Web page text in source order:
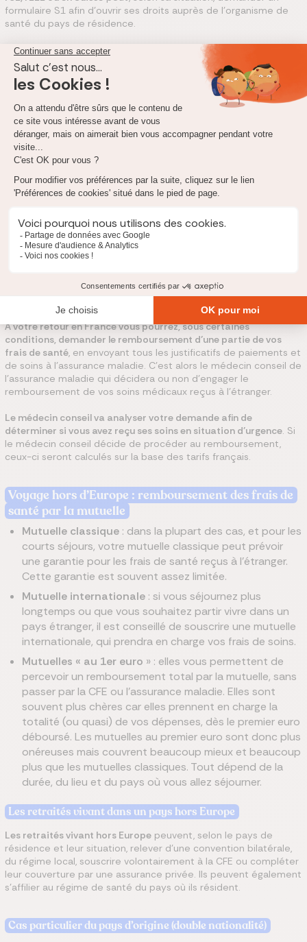
formulaire S1 afin d’ouvrir ses droits auprès de l’organisme de
santé du pays de résidence.
Voyage hors d’Europe : remboursement des frais de
santé par l'assurance maladie
Suivant si le pays où vous séjournez à signé ou non une
convention avec la France, certains soins peuvent ne pas être
remboursés. Les conventions bilatérales (signées entre la
France et des pays hors UE) visent à définir les droits des
assurés sociaux à l’étranger.
Si le pays a signé une convention avec la France
certains soins peuvent être pris en charge selon les
par cette convention.
si le pays n’a pas signé de convention
pourrez être remboursé de l’assurance maladie que
dans tous les cas procéder au règlement des frais de
À votre retour en France vous pourrez, sous certaines
conditions, demander le remboursement d’une partie de vos
frais de santé, en envoyant tous les justificatifs de paiements et
de soins à l’assurance maladie. C’est alors le médecin conseil de
l’assurance maladie qui décidera ou non d’engager le
remboursement de vos soins médicaux reçus à l’étranger.
Le médecin conseil va analyser votre demande afin de
déterminer si vous avez reçu ses soins en situation d’urgence. Si
le médecin conseil décide de procéder au remboursement,
ceux-ci seront calculés sur la base des tarifs français.
Voyage hors d’Europe : remboursement des frais de
santé par la mutuelle
Mutuelle classique: dans la plupart des cas, et pour les
courts séjours, votre mutuelle classique peut prévoir
une garantie pour les frais de santé reçus à l’étranger.
Cette garantie est souvent assez limitée.
Mutuelle internationale: si vous séjournez plus
longtemps ou que vous souhaitez partir vivre dans un
pays étranger, il est conseillé de souscrire une mutuelle
internationale, qui prendra en charge vos frais de soins.
Mutuelles « au 1er euro » : elles vous permettent de
percevoir un remboursement total par la mutuelle, sans
passer par la CFE ou l’assurance maladie. Elles sont
souvent plus chères car elles prennent en charge la
totalité (ou quasi) de vos dépenses, dès le premier euro
déboursé. Les mutuelles au premier euro sont donc plus
onéreuses mais couvrent beaucoup mieux et beaucoup
plus que les mutuelles classiques. Tout dépend de la
durée, du lieu et du pays où vous allez séjourner.
Les retraités vivant dans un pays hors Europe
Les retraités vivant hors Europe peuvent, selon le pays de
résidence et leur situation, relever d’une convention bilatérale,
du régime local, souscrire volontairement à la CFE ou compléter
leur couverture par une assurance privée. Ils peuvent également
s’affilier au régime de santé du pays où ils résident.
Cas particulier du pays d’origine (double nationalité)